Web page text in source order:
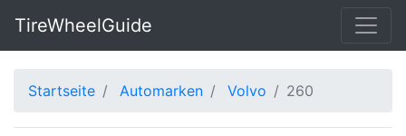
TireWheelGuide
Startseite Automarken Volvo 260